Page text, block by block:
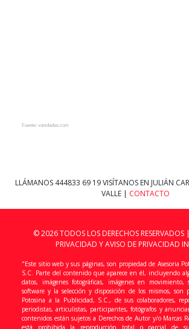
Fuente: vanidades.com
LLÁMANOS 444833 69 19VISÍTANOS EN JULIÁN
VALLE | CONTACTO
© 2026 TODOS LOS DERECHOS RESERVADOS |
PRIVACIDAD Y AVISO DE PRIVACIDAD
"Este sitio web y sus páginas, son propiedad de Asesoria
S.C. Parte del contenido que aparece en él, incluyendo
datos, imágenes fotográficas, imágenes en movimiento,
software y la selección y disposición de los mismos, son
Potosina a la Publicidad, S.C., de sus colaboradores,
periodistas, articulistas, participantes, fotógrafos y
contenidos están sujetos a Derechos de Autor y/o Marcas
está prohibida la reproducción total o parcial de